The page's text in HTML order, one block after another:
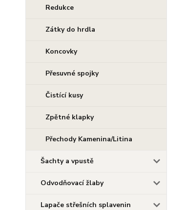
Redukce
Zátky do hrdla
Koncovky
Přesuvné spojky
Čistící kusy
Zpětné klapky
Přechody Kamenina/Litina
Šachty a vpustě
Odvodňovací žlaby
Lapače střešních splavenin